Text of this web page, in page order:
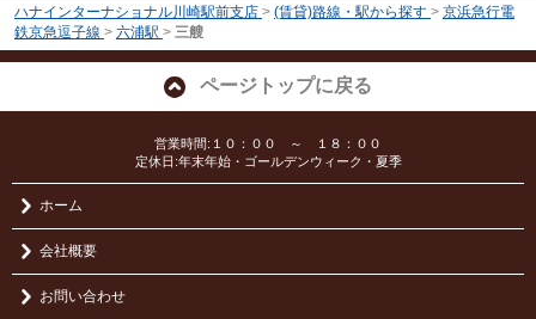
ハナインターナショナル川崎駅前支店 > (賃貸)路線・駅から探す > 京浜急行電
鉄京急逗子線 > 六浦駅 > 三艘
ページトップに戻る
営業時間:１０：００ ～ １８：００
定休日:年末年始・ゴールデンウィーク・夏季
ホーム
会社概要
お問い合わせ